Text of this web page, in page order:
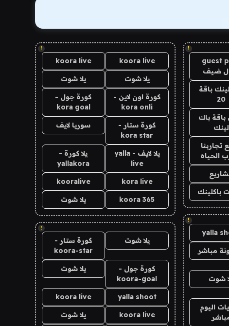
!
guest
ضيف
باقة
20
باقة باك
لينك
تجاربنا
الحياه
باكلينك
!
yalla
مباشر
شوت
اليوم
!
koora live
koora live
يلا شوت يلا شوت
كورة اون لاين -
kora onli
كورة جول -
kora goal
كورة ستار -
kora star
سوريا لايف
يلا لايف - yalla
live
يلا كورة -
yallakora
kora live
kooralive
koora 365 يلا شوت
!
يلا شوت
كورة ستار -
koora-star
كورة جول -
koora-goal
يلا شوت
yalla shoot
koora live
koora live يلا شوت